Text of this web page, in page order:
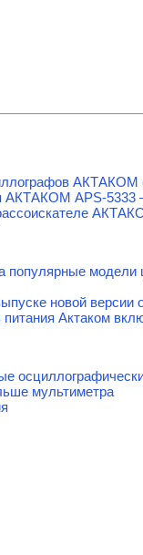
АКТАКОМ APS-
популярные
новой
Актаком
мультиметра